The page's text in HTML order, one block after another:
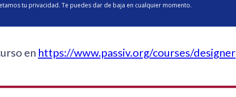
tu privacidad. Te puedes dar de baja en cualquier momento.
en https://www.passiv.org/courses/designer